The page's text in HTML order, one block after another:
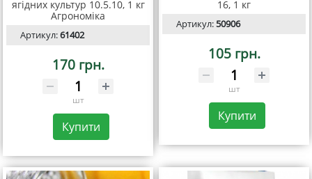
ягідних культур 10.5.10, 1 кг
Агрономіка
Артикул:61402
170 грн.
шт
Купити
16, 1 кг
Артикул:50906
105 грн.
шт
Купити